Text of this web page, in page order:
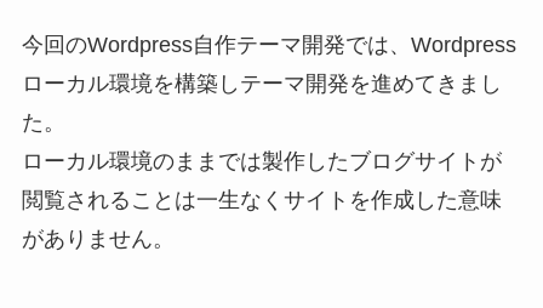
今回のWordpress自作テーマ開発では、Wordpress
ローカル環境を構築しテーマ開発を進めてきまし
た。
ローカル環境のままでは製作したブログサイトが
閲覧されることは一生なくサイトを作成した意味
がありません。